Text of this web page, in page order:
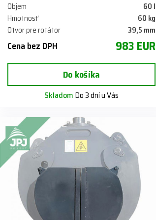
Objem
60 l
Hmotnosť
60 kg
Otvor pre rotátor
39,5 mm
Cena bez DPH 983 EUR
Do košíka
Skladom Do 3 dní u Vás